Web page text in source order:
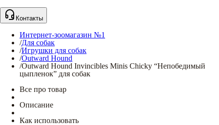
Контакты
Интернет-зоомагазин №1
/Для собак
/Игрушки для собак
/Outward Hound
/Outward Hound Invincibles Minis Chicky “Непобедимый
цыпленок” для собак
Все про товар
Описание
Как использовать